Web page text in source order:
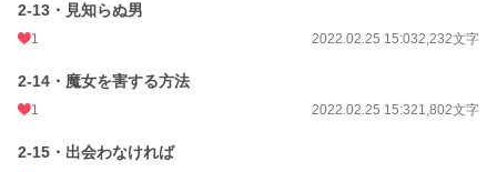
2-13・見知らぬ男
1 2022.02.25 15:032,232文字
2-14・魔女を害する方法
1 2022.02.25 15:321,802文字
2-15・出会わなければ